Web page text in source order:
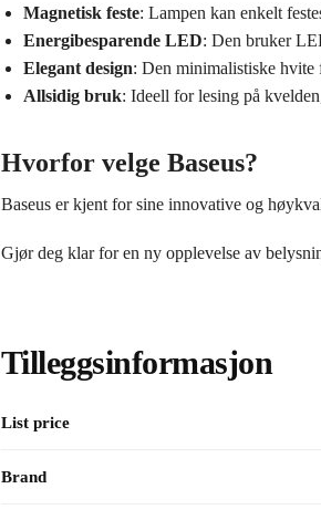
Magnetisk feste: Lampen kan enkelt
Energibesparende LED: Den bruker
Elegant design: Den minimalistiske hvite
Allsidig bruk: Ideell for lesing på
Hvorfor velge Baseus?
Baseus er kjent for sine innovative og
Gjør deg klar for en ny opplevelse av
Tilleggsinformasjon
List price
Brand